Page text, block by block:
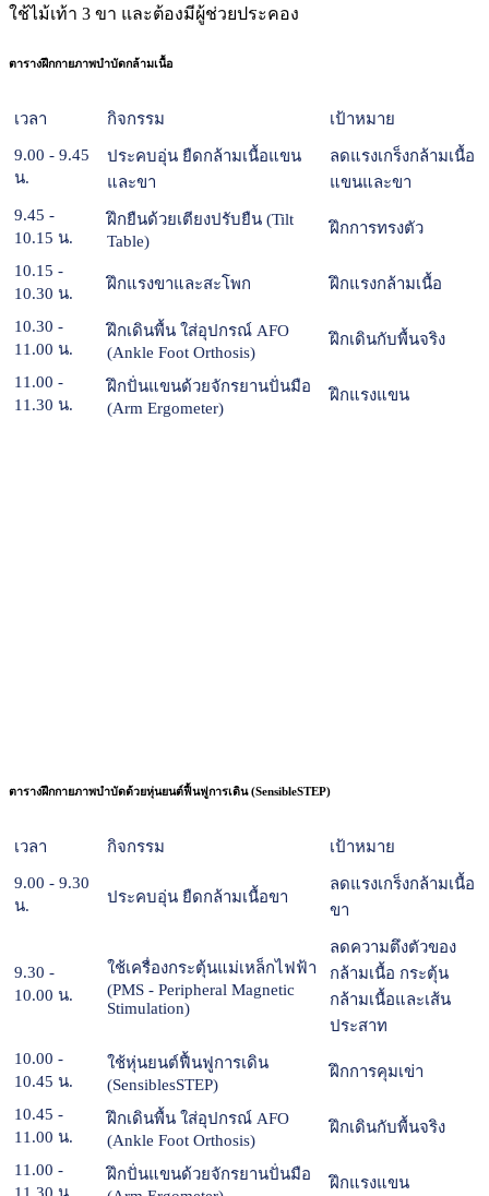
ใช้ไม้เท้า 3 ขา และต้องมีผู้ช่วยประคอง
ตารางฝึกกายภาพบำบัดกล้ามเนื้อ
เวลา กิจกรรม เป้าหมาย
9.00 - 9.45
น.
ประคบอุ่น ยืดกล้ามเนื้อแขน
และขา
ลดแรงเกร็งกล้ามเนื้อ
แขนและขา
9.45 -
10.15 น.
ฝึกยืนด้วยเตียงปรับยืน (Tilt
Table)
ฝึกการทรงตัว
10.15 -
10.30 น.
ฝึกแรงขาและสะโพก ฝึกแรงกล้ามเนื้อ
10.30 -
11.00 น.
ฝึกเดินพื้น ใส่อุปกรณ์ AFO
(Ankle Foot Orthosis)
ฝึกเดินกับพื้นจริง
11.00 -
11.30 น.
ฝึกปั่นแขนด้วยจักรยานปั่นมือ
(Arm Ergometer)
ฝึกแรงแขน
ตารางฝึกกายภาพบำบัดด้วยหุ่นยนต์ฟื้นฟูการเดิน (SensibleSTEP)
เวลา กิจกรรม เป้าหมาย
9.00 - 9.30
น.
ประคบอุ่น ยืดกล้ามเนื้อขา
ลดแรงเกร็งกล้ามเนื้อ
ขา
9.30 -
10.00 น.
ใช้เครื่องกระตุ้นแม่เหล็กไฟฟ้า
(PMS - Peripheral Magnetic
Stimulation)
ลดความตึงตัวของ
กล้ามเนื้อ กระตุ้น
กล้ามเนื้อและเส้น
ประสาท
10.00 -
10.45 น.
ใช้หุ่นยนต์ฟื้นฟูการเดิน
(SensiblesSTEP)
ฝึกการคุมเข่า
10.45 -
11.00 น.
ฝึกเดินพื้น ใส่อุปกรณ์ AFO
(Ankle Foot Orthosis)
ฝึกเดินกับพื้นจริง
11.00 -
ฝึกปั่นแขนด้วยจักรยานปั่นมือ
ฝึกแรงแขน